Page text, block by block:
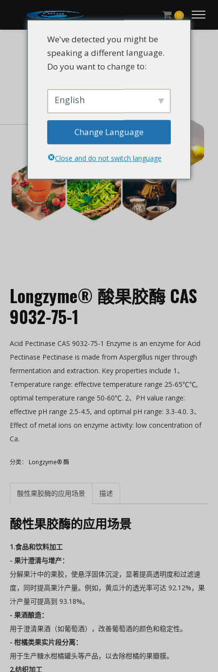
0
Longzyme® 酸果胶酶 CAS
9032-75-1
Acid Pectinase CAS 9032-75-1 Enzyme is an enzyme for Acid
Pectinase Pectinase is made from Aspergillus niger through
fermentation and extraction. Key properties include 1、
Temperature range: effective temperature range 25-65℃℃,
optimal temperature range 50-60℃. 2、PH value range:
effective pH range 2.5-4.5, and optimal pH range: 3.3-4.0. 3、
Effect of metal ions on enzyme activity: low concentration of
Ca.
分类： Longzyme® 酶
酸性果胶酶的应用场景 描述
酸性果胶酶的应用场景
1.食品和饮料加工
- 果汁澄清与增产：
分解果汁中的果胶，使悬浮固体沉淀，显著提高透明度和过滤速
度，同时提高果汁产量。例如，黄瓜汁的透光率可达 92.12%，果
汁产量可提高到 93.18%。
- 果酒酿造：
用于澄清果酒（如葡萄酒），改善葡萄酒的颜色和稳定性。
- 柑橘类果实片段分离：
用于生产糖水柑橘罐头等产品，以去除柑橘的果瓣膜。
2.纺织加工
We've detected you might be
speaking a different language.
Do you want to change to:
English
Change Language
Close and do not switch language